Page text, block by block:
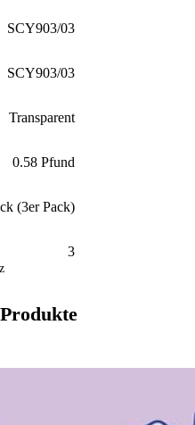
SCY903/03
SCY903/03
Transparent
0.58 Pfund
(3er Pack)
3